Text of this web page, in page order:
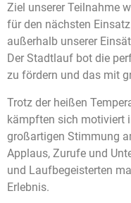
Ziel unserer Teilnahme
für den nächsten
außerhalb unserer
Der Stadtlauf bot die
zu fördern und das mit
Trotz der heißen
kämpften sich motiviert
großartigen Stimmung
Applaus, Zurufe und
und Laufbegeisterten
Erlebnis.